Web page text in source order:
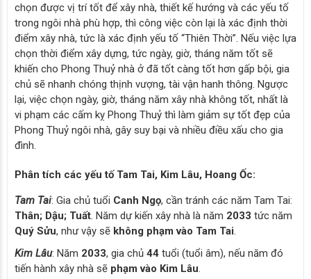
chọn được vị trí tốt để xây nhà, thiết kế hướng và các yếu tố
trong ngôi nhà phù hợp, thì công việc còn lại là xác định thời
điểm xây nhà, tức là xác định yếu tố “Thiên Thời”. Nếu việc lựa
chọn thời điểm xây dựng, tức ngày, giờ, tháng năm tốt sẽ
khiến cho Phong Thuỷ nhà ở đã tốt càng tốt hơn gấp bội, gia
chủ sẽ nhanh chóng thịnh vượng, tài vận hanh thông. Ngược
lại, việc chọn ngày, giờ, tháng năm xây nhà không tốt, nhất là
vi phạm các cấm kỵ Phong Thuỷ thì làm giảm sự tốt đẹp của
Phong Thuỷ ngôi nhà, gây suy bại và nhiều điều xấu cho gia
đình.
Phân tích các yếu tố Tam Tai, Kim Lâu, Hoang Ốc:
Tam Tai: Gia chủ tuổi Canh Ngọ, cần tránh các năm Tam Tai:
Thân; Dậu; Tuất. Năm dự kiến xây nhà là năm 2033 tức năm
Quý Sửu, như vậy sẽ không phạm vào Tam Tai.
Kim Lâu: Năm 2033, gia chủ 44 tuổi (tuổi âm), nếu năm đó
tiến hành xây nhà sẽ phạm vào Kim Lâu.